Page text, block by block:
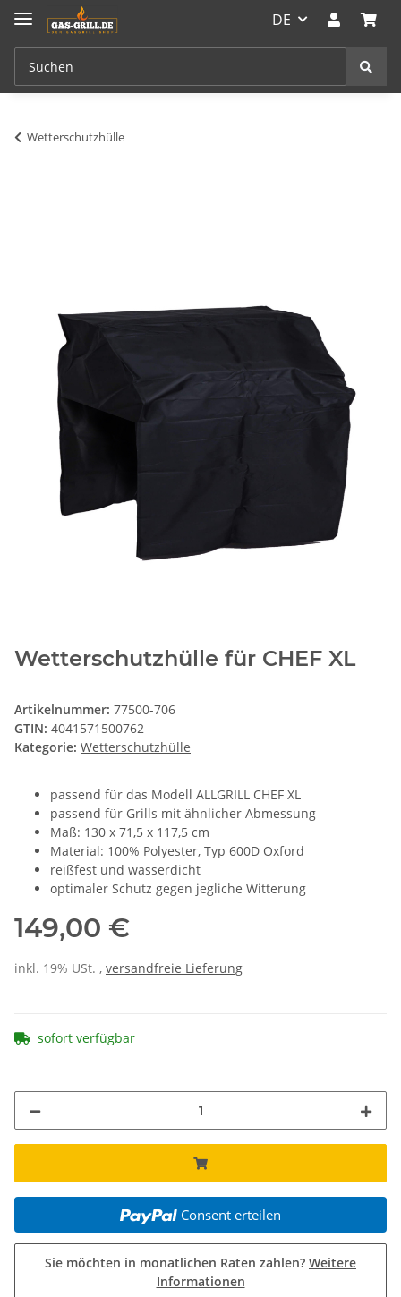
DE
Wetterschutzhülle
Wetterschutzhülle für CHEF XL
Artikelnummer: 77500-706
GTIN: 4041571500762
Kategorie: Wetterschutzhülle
passend für das Modell ALLGRILL CHEF XL
passend für Grills mit ähnlicher Abmessung
Maß: 130 x 71,5 x 117,5 cm
Material: 100% Polyester, Typ 600D Oxford
reißfest und wasserdicht
optimaler Schutz gegen jegliche Witterung
149,00 €
inkl. 19% USt. , versandfreie Lieferung
sofort verfügbar
Consent erteilen
Sie möchten in monatlichen Raten zahlen? Weitere
Informationen